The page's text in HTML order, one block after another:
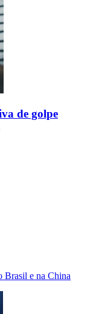
de golpe
Brasil e na China